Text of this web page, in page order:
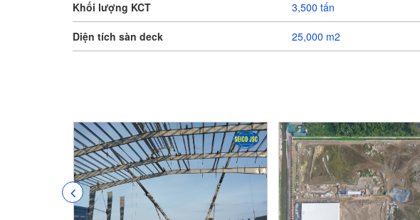
Khối lượng KCT 3,500 tấn
Diện tích sàn deck 25,000 m2